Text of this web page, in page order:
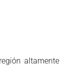
altamente